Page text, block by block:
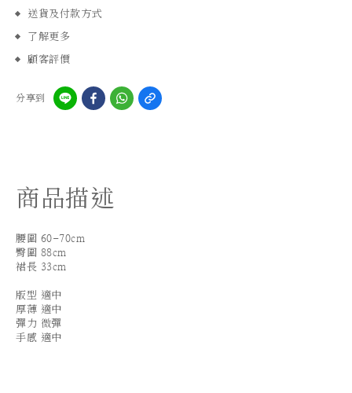
送貨及付款方式
了解更多
顧客評價
分享到
商品描述
腰圍 60-70cm
臀圍 88cm
裙長 33cm
版型 適中
厚薄 適中
彈力 微彈
手感 適中